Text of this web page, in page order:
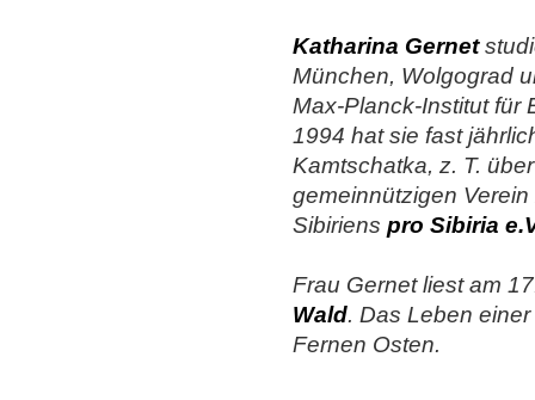
Katharina Gernet
München, Wolgograd
Max-Planck-Institut für
1994 hat sie fast
Kamtschatka, z. T.
gemeinnützigen
Sibiriens pro Sibiria
Frau Gernet liest am
Wald. Das Leben
Fernen Osten.